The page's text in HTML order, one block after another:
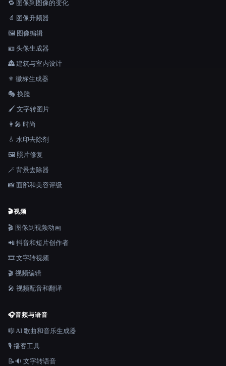
🔁 图像到图像的变化
🔬 图像升频器
🖼️ 图像编辑
🪪 头像生成器
🏯 建筑与室内设计
⚜️ 徽标生成器
🎭 换脸
🖌️ 文字转图片
👩‍🎤 时尚
💧 水印去除剂
🖼️ 照片修复
🪄 背景去除器
📸 面部和美容评级
🎬视频
🎬 图像到视频动画
📲 抖音和短片创作者
🎞️ 文字转视频
🎬 视频编辑
🎤 视频配音和翻译
🎧音频与语音
🎼 AI 歌曲和音乐生成器
🎙️ 播客工具
📝🔉 文字转语音